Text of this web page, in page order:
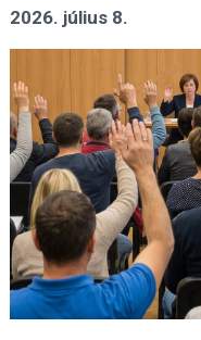
2026. július 8.